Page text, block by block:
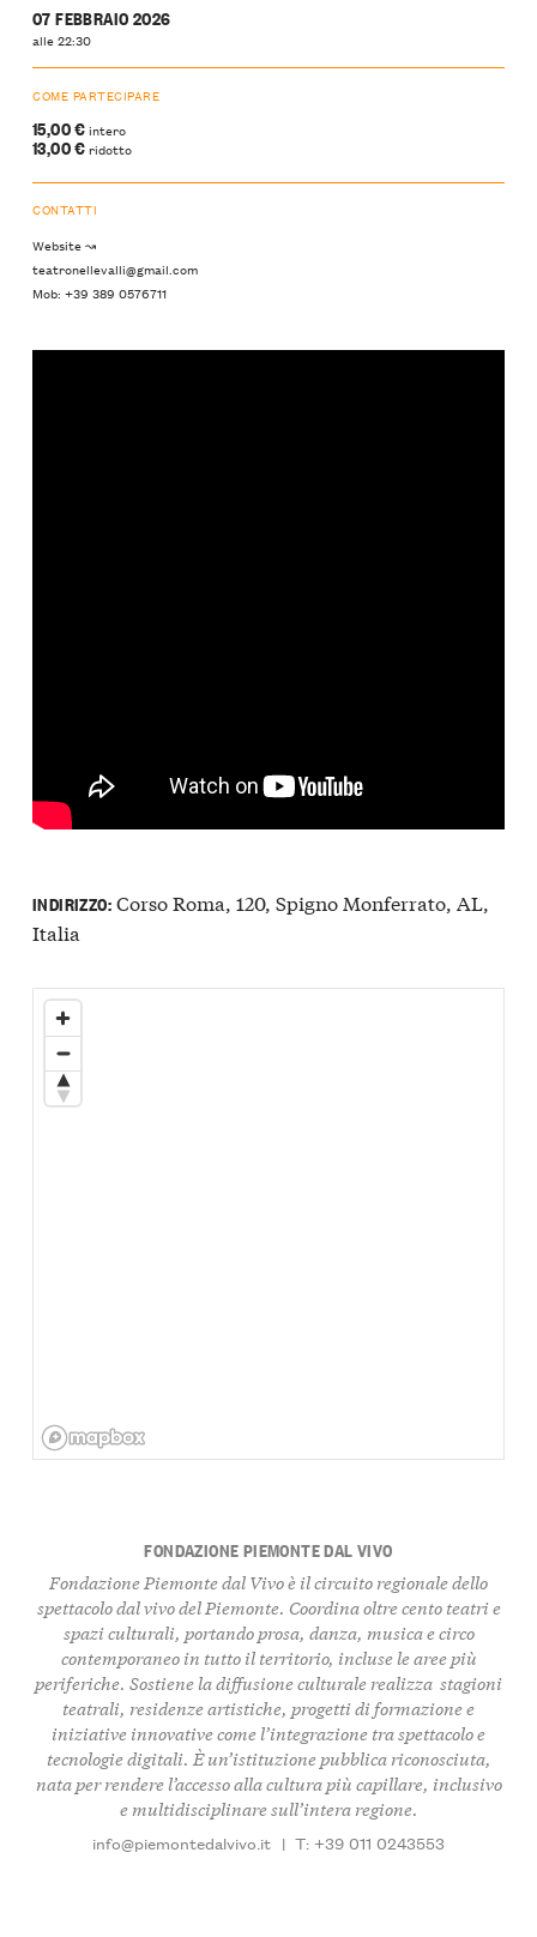
07 FEBBRAIO 2026
alle 22:30
COME PARTECIPARE
15,00 €intero
13,00 €ridotto
CONTATTI
Website ↝
teatronellevalli@gmail.com
Mob: +39 389 0576711
INDIRIZZO:Corso Roma, 120, Spigno Monferrato, AL,
Italia
FONDAZIONE PIEMONTE DAL VIVO
Fondazione Piemonte dal Vivo è il circuito regionale dello
spettacolo dal vivo del Piemonte. Coordina oltre cento teatri e
spazi culturali, portandoprosa, danza, musica e circo
contemporaneoin tutto il territorio, incluse le aree più
periferiche. Sostiene la diffusione culturale realizza stagioni
teatrali, residenze artistiche, progetti di formazione e
iniziative innovative come l’integrazione tra spettacolo e
tecnologie digitali. È un’istituzione pubblica riconosciuta,
nata per rendere l’accesso alla cultura più capillare, inclusivo
e multidisciplinare sull’intera regione.
info@piemontedalvivo.it | T: +39 011 0243553